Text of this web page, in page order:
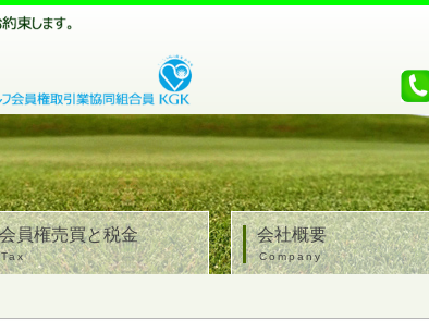
会員権売買と税金
Tax
会社概要
Company